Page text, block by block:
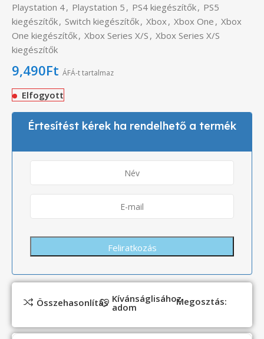
Playstation 4, Playstation 5 , PS4 kiegészítők, PS5
kiegészítők, Switch kiegészítők, Xbox, Xbox One , Xbox
One kiegészítők, Xbox Series X/S , Xbox Series X/S
kiegészítők
9,490Ft ÁFÁ-t tartalmaz
Elfogyott
Értesítést kérek ha rendelhető a termék
Összehasonlítás Kívánságlisához
adom Megosztás: